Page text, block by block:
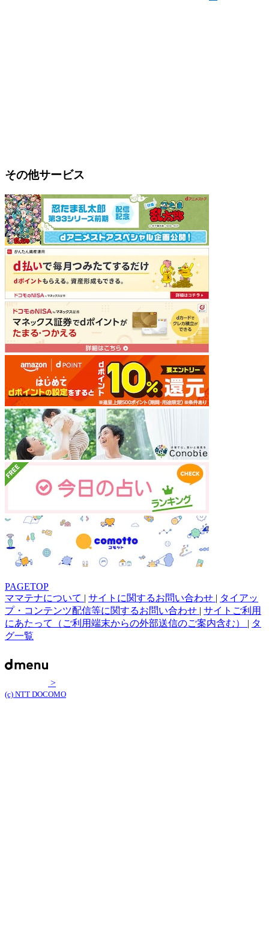
その他サービス
PAGETOP
ママテナについて | サイトに関するお問い合わせ | タイアッ
プ・コンテンツ配信等に関するお問い合わせ | サイトご利用
にあたって（ご利用端末からの外部送信のご案内含む） | タ
グ一覧
>
(c) NTT DOCOMO